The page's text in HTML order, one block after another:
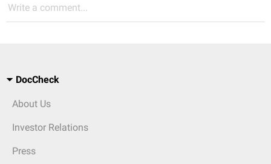
Write a comment...
DocCheck
About Us
Investor Relations
Press